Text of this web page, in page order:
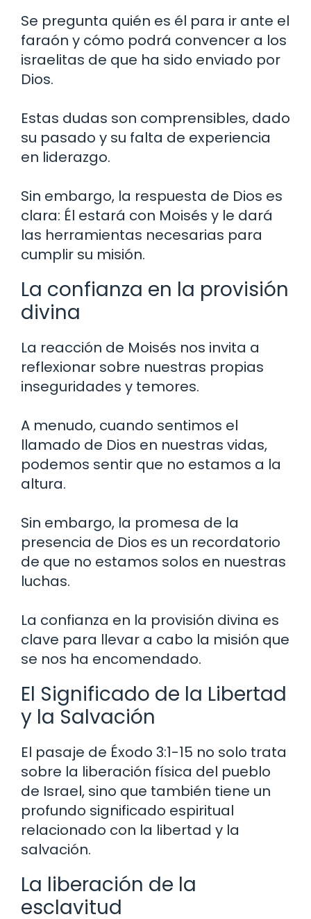
Se pregunta quién es él para ir ante el
faraón y cómo podrá convencer a los
israelitas de que ha sido enviado por
Dios.
Estas dudas son comprensibles, dado
su pasado y su falta de experiencia
en liderazgo.
Sin embargo, la respuesta de Dios es
clara: Él estará con Moisés y le dará
las herramientas necesarias para
cumplir su misión.
La confianza en la provisión
divina
La reacción de Moisés nos invita a
reflexionar sobre nuestras propias
inseguridades y temores.
A menudo, cuando sentimos el
llamado de Dios en nuestras vidas,
podemos sentir que no estamos a la
altura.
Sin embargo, la promesa de la
presencia de Dios es un recordatorio
de que no estamos solos en nuestras
luchas.
La confianza en la provisión divina es
clave para llevar a cabo la misión que
se nos ha encomendado.
El Significado de la Libertad
y la Salvación
El pasaje de Éxodo 3:1-15 no solo trata
sobre la liberación física del pueblo
de Israel, sino que también tiene un
profundo significado espiritual
relacionado con la libertad y la
salvación.
La liberación de la
esclavitud